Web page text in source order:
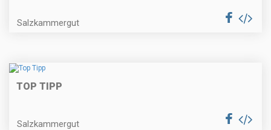
Salzkammergut
TOP TIPP
Salzkammergut